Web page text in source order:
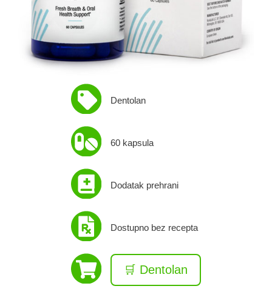
Dentolan
60 kapsula
Dodatak prehrani
Dostupno bez recepta
🛒 Dentolan